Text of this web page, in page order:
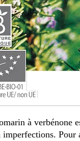
à verbénone
imperfections. Pour